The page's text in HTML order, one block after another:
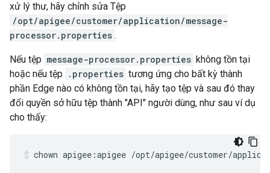
xử lý thư, hãy chỉnh sửa Tệp
/opt/apigee/customer/application/message-
processor.properties .
Nếu tệp message-processor.properties không tồn tại
hoặc nếu tệp
.properties tương ứng cho bất kỳ thành
phần Edge nào có không tồn tại, hãy tạo tệp và sau đó thay
đổi quyền sở hữu tệp thành "API" người dùng, như sau ví dụ
cho thấy:
chown apigee:apigee /opt/apigee/customer/